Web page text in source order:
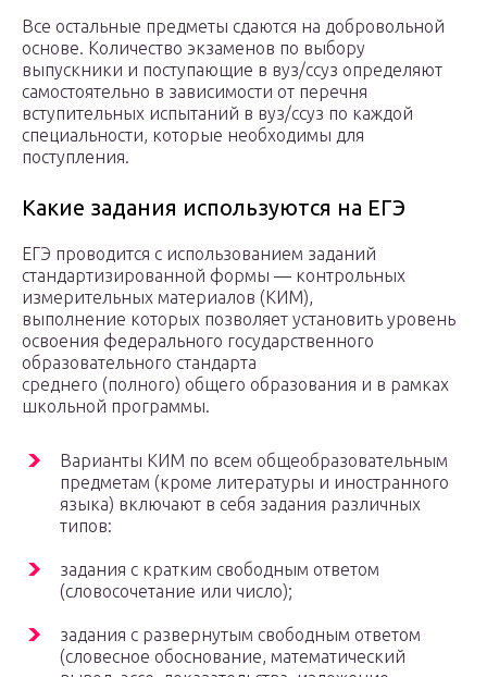
Все остальные предметы сдаются на добровольной
основе. Количество экзаменов по выбору
выпускники и поступающие в вуз/ссуз определяют
самостоятельно в зависимости от перечня
вступительных испытаний в вуз/ссуз по каждой
специальности, которые необходимы для
поступления.
Какие задания используются на ЕГЭ
ЕГЭ проводится с использованием заданий
стандартизированной формы — контрольных
измерительных материалов (КИМ),
выполнение которых позволяет установить уровень
освоения федерального государственного
образовательного стандарта
среднего (полного) общего образования и в рамках
школьной программы.
Варианты КИМ по всем общеобразовательным
предметам (кроме литературы и иностранного
языка) включают в себя задания различных
типов:
задания с кратким свободным ответом
(словосочетание или число);
задания с развернутым свободным ответом
(словесное обоснование, математический